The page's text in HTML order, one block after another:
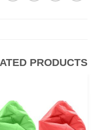
PRODUCTS